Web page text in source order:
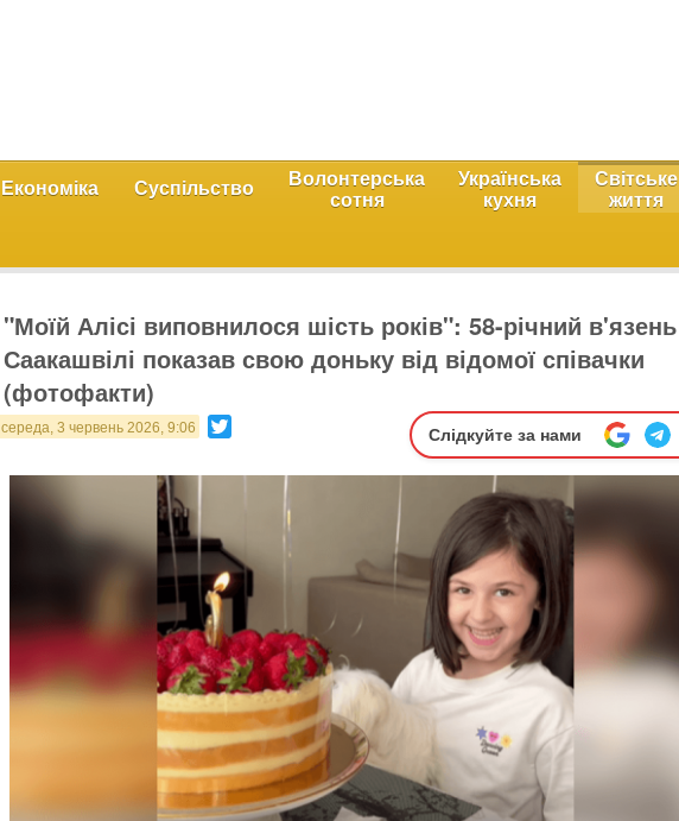
Економіка Суспільство Волонтерська
сотня
Українська
кухня
Світське
життя
"Моїй Алісі виповнилося шість років": 58-річний в'язень
Саакашвілі показав свою доньку від відомої співачки
(фотофакти)
середа, 3 червень 2026, 9:06 Слідкуйте за нами